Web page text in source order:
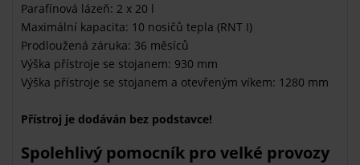
Parafínová lázeň: 2 x 20 l
Maximální kapacita: 10 nosičů tepla (RNT I)
Prodloužená záruka: 36 měsíců
Výška přístroje se stojanem: 930 mm
Výška přístroje se stojanem a otevřeným víkem: 1280 mm
Přístroj je dodáván bez podstavce!
Spolehlivý pomocník pro velké provozy